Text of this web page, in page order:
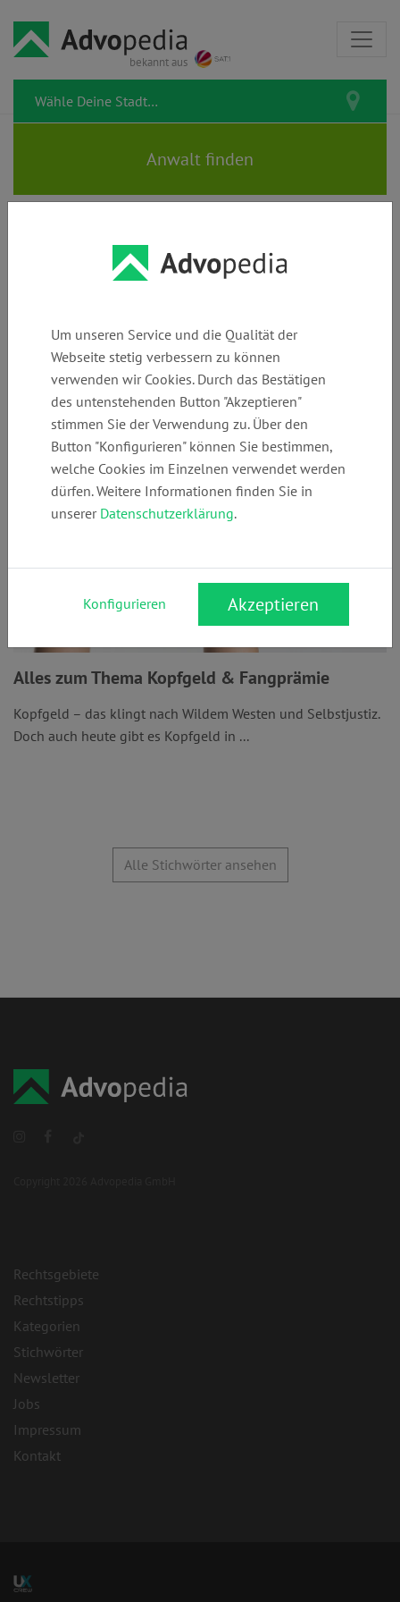
bekannt aus
Rechtstipps zum Thema
Belohnung & Kopfgeld
Alles zum Thema Kopfgeld & Fangprämie
Kopfgeld – das klingt nach Wildem Westen und Selbstjustiz.
Doch auch heute gibt es Kopfgeld in ...
Alle Stichwörter ansehen
Rechtsgebiete
Rechtstipps
Kategorien
Stichwörter
Newsletter
Jobs
Impressum
Kontakt
Um unseren Service und die Qualität der
Webseite stetig verbessern zu können
verwenden wir Cookies. Durch das Bestätigen
des untenstehenden Button "Akzeptieren"
stimmen Sie der Verwendung zu. Über den
Button "Konfigurieren" können Sie bestimmen,
welche Cookies im Einzelnen verwendet werden
dürfen. Weitere Informationen finden Sie in
unserer Datenschutzerklärung.
Konfigurieren Akzeptieren